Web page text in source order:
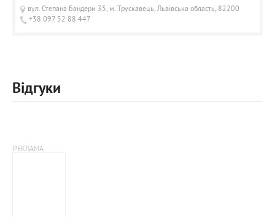
вул. Степана Бандери 35, м. Трускавець, Львівська область, 82200
+38 097 52 88 447
Відгуки